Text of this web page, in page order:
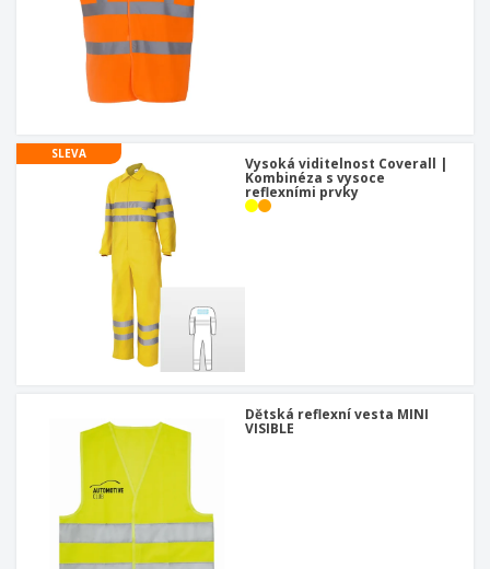
SLEVA
Vysoká viditelnost Coverall |
Kombinéza s vysoce
reflexními prvky
Dětská reflexní vesta MINI
VISIBLE